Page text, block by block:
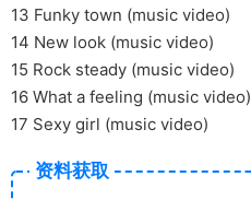
13 Funky town (music video)
14 New look (music video)
15 Rock steady (music video)
16 What a feeling (music video)
17 Sexy girl (music video)
资料获取